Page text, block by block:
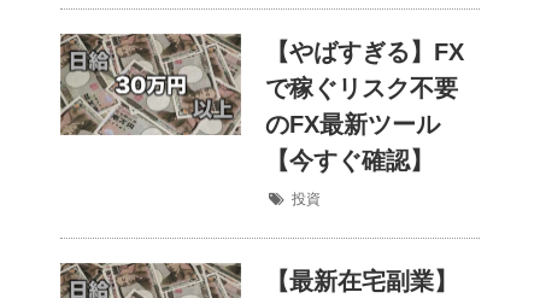
【やばすぎる】FX
で稼ぐリスク不要
のFX最新ツール
【今すぐ確認】
投資
【最新在宅副業】